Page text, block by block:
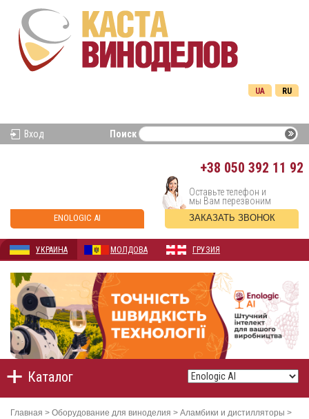
RU
UA
Вход Поиск
+38 050 392 11 92
ENOLOGIC AI
Оставьте телефон и
мы Вам перезвоним
ЗАКАЗАТЬ ЗВОНОК
УКРАИНА МОЛДОВА ГРУЗИЯ
Каталог
Главная > Оборудование для виноделия > Аламбики и дистилляторы >